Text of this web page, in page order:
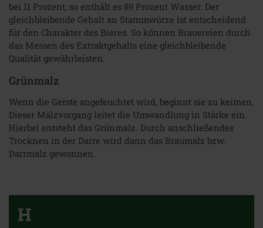
bei 11 Prozent, so enthält es 89 Prozent Wasser. Der
gleichbleibende Gehalt an Stammwürze ist entscheidend
für den Charakter des Bieres. So können Brauereien durch
das Messen des Extraktgehalts eine gleichbleibende
Qualität gewährleisten.
Grünmalz
Wenn die Gerste angefeuchtet wird, beginnt sie zu keimen.
Dieser Mälzvorgang leitet die Umwandlung in Stärke ein.
Hierbei entsteht das Grünmalz. Durch anschließendes
Trocknen in der Darre wird dann das Braumalz bzw.
Darrmalz gewonnen.
H